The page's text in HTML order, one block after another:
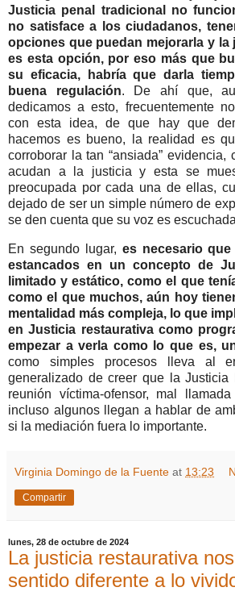
Justicia penal tradicional no
no satisface a los ciudadanos,
opciones que puedan mejorarla y la
es esta opción, por eso más que
su eficacia, habría que darla
buena regulación. De ahí que,
dedicamos a esto, frecuentemente
con esta idea, de que hay que
hacemos es bueno, la realidad es
corroborar la tan “ansiada” evidencia,
acudan a la justicia y esta se
preocupada por cada una de ellas,
dejado de ser un simple número de
se den cuenta que su voz es
En segundo lugar, es necesario
estancados en un concepto de
limitado y estático, como el que
como el que muchos, aún hoy
mentalidad más compleja, lo que
en Justicia restaurativa como
empezar a verla como lo que es,
como simples procesos lleva al
generalizado de creer que la Justicia
reunión víctima-ofensor, mal
incluso algunos llegan a hablar de
si la mediación fuera lo importante.
Virginia Domingo de la Fuente at 13:23
Compartir
lunes, 28 de octubre de 2024
La justicia restaurativa
sentido diferente a lo